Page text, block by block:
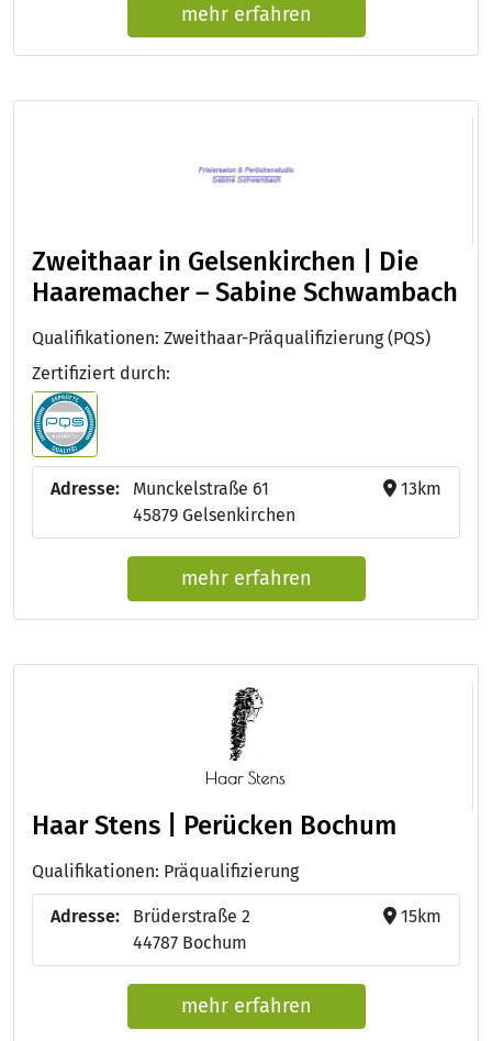
mehr erfahren
Zweithaar in Gelsenkirchen | Die
Haaremacher – Sabine Schwambach
Qualifikationen: Zweithaar-Präqualifizierung (PQS)
Zertifiziert durch:
Adresse:
Munckelstraße 61
45879 Gelsenkirchen
13km
mehr erfahren
Haar Stens | Perücken Bochum
Qualifikationen: Präqualifizierung
Adresse:
Brüderstraße 2
44787 Bochum
15km
mehr erfahren